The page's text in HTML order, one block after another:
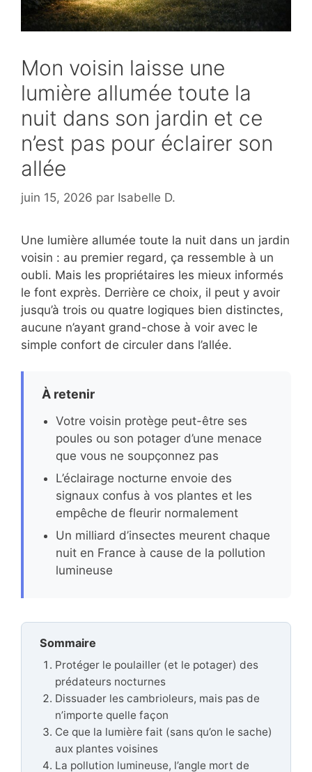
Mon voisin laisse une
lumière allumée toute la
nuit dans son jardin et ce
n’est pas pour éclairer son
allée
juin 15, 2026 par Isabelle D.
Une lumière allumée toute la nuit dans un jardin
voisin : au premier regard, ça ressemble à un
oubli. Mais les propriétaires les mieux informés
le font exprès. Derrière ce choix, il peut y avoir
jusqu’à trois ou quatre logiques bien distinctes,
aucune n’ayant grand-chose à voir avec le
simple confort de circuler dans l’allée.
À retenir
Votre voisin protège peut-être ses
poules ou son potager d’une menace
que vous ne soupçonnez pas
L’éclairage nocturne envoie des
signaux confus à vos plantes et les
empêche de fleurir normalement
Un milliard d’insectes meurent chaque
nuit en France à cause de la pollution
lumineuse
Sommaire
Protéger le poulailler (et le potager) des
prédateurs nocturnes
Dissuader les cambrioleurs, mais pas de
n’importe quelle façon
Ce que la lumière fait (sans qu’on le sache)
aux plantes voisines
La pollution lumineuse, l’angle mort de